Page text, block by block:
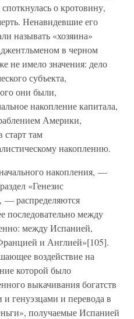
о кротовину,
Ненавидевшие его
называть «хозяина»
в черном
не имело значения: дело
субъекта,
они были,
накопление капитала,
Америки,
старт там
накоплению.
накопления, —
«Генезис
— распределяются
последовательно между
между Испанией,
и Англией»[105].
воздействие на
которой было
выкачивания богатств
генуэзцами и перевода в
получаемые Испанией